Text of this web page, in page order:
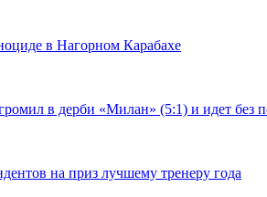
в Нагорном Карабахе
в дерби «Милан» (5:1) и идет без
на приз лучшему тренеру года